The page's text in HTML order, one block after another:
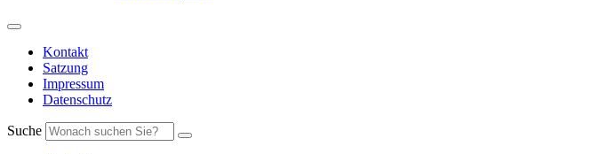
Kontakt
Satzung
Impressum
Datenschutz
Suche